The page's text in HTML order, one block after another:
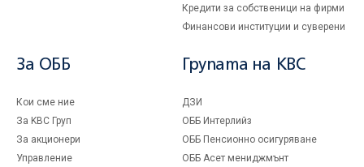
Кредити за собственици на фирми
Финансови институции и суверени
За ОББ
Кои сме ние
За KBC Груп
За акционери
Управление
Групата на KBC
ДЗИ
ОББ Интерлийз
ОББ Пенсионно осигуряване
ОББ Асет мениджмънт